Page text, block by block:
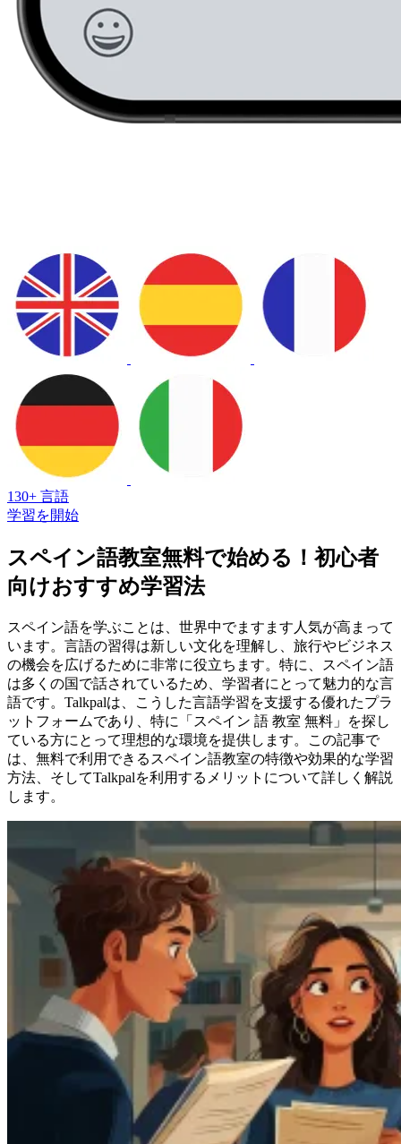
130+ 言語
学習を開始
スペイン語教室無料で始める！初心者
向けおすすめ学習法
スペイン語を学ぶことは、世界中でますます人気が高まって
います。言語の習得は新しい文化を理解し、旅行やビジネス
の機会を広げるために非常に役立ちます。特に、スペイン語
は多くの国で話されているため、学習者にとって魅力的な言
語です。Talkpalは、こうした言語学習を支援する優れたプラ
ットフォームであり、特に「スペイン 語 教室 無料」を探し
ている方にとって理想的な環境を提供します。この記事で
は、無料で利用できるスペイン語教室の特徴や効果的な学習
方法、そしてTalkpalを利用するメリットについて詳しく解説
します。